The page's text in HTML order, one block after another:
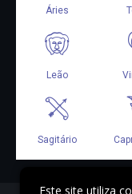
Este site utiliza